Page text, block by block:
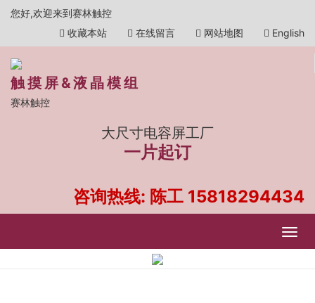
您好,欢迎来到赛林触控
收藏本站
在线留言 网站地图 English
触摸屏&液晶模组
赛林触控
大尺寸电容屏工厂
一片起订
咨询热线: 陈工 15818294434